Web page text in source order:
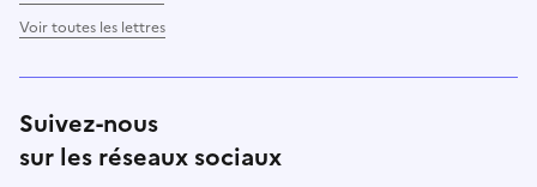
Voir toutes les lettres
Suivez-nous
sur les réseaux sociaux